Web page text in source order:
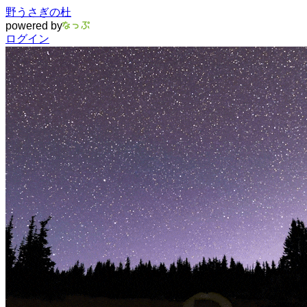
野うさぎの杜
powered by
ログイン